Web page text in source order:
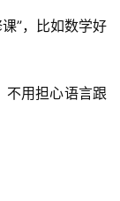
”，比如数学好
不用担心语言跟